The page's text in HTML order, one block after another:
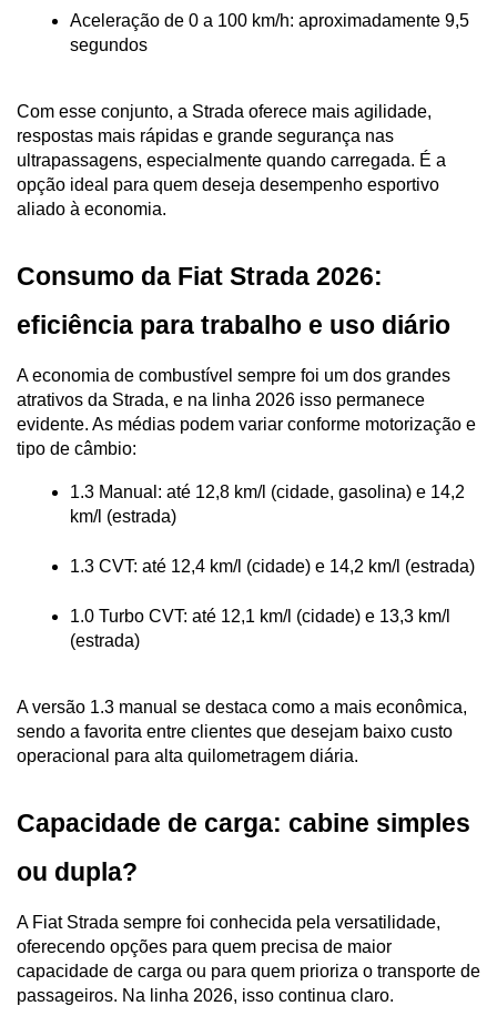
Aceleração de 0 a 100 km/h: aproximadamente 9,5
segundos
Com esse conjunto, a Strada oferece mais agilidade,
respostas mais rápidas e grande segurança nas
ultrapassagens, especialmente quando carregada. É a
opção ideal para quem deseja desempenho esportivo
aliado à economia.
Consumo da Fiat Strada 2026:
eficiência para trabalho e uso diário
A economia de combustível sempre foi um dos grandes
atrativos da Strada, e na linha 2026 isso permanece
evidente. As médias podem variar conforme motorização e
tipo de câmbio:
1.3 Manual: até 12,8 km/l (cidade, gasolina) e 14,2
km/l (estrada)
1.3 CVT: até 12,4 km/l (cidade) e 14,2 km/l (estrada)
1.0 Turbo CVT: até 12,1 km/l (cidade) e 13,3 km/l
(estrada)
A versão 1.3 manual se destaca como a mais econômica,
sendo a favorita entre clientes que desejam baixo custo
operacional para alta quilometragem diária.
Capacidade de carga: cabine simples
ou dupla?
A Fiat Strada sempre foi conhecida pela versatilidade,
oferecendo opções para quem precisa de maior
capacidade de carga ou para quem prioriza o transporte de
passageiros. Na linha 2026, isso continua claro.